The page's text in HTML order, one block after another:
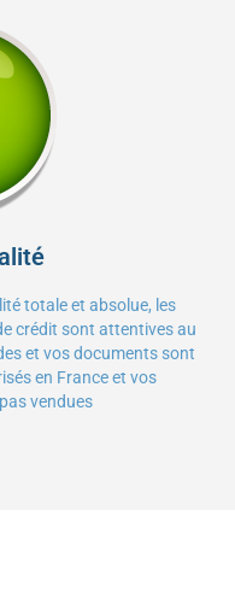
totale et absolue, les
crédit sont attentives au
et vos documents sont
en France et vos
vendues